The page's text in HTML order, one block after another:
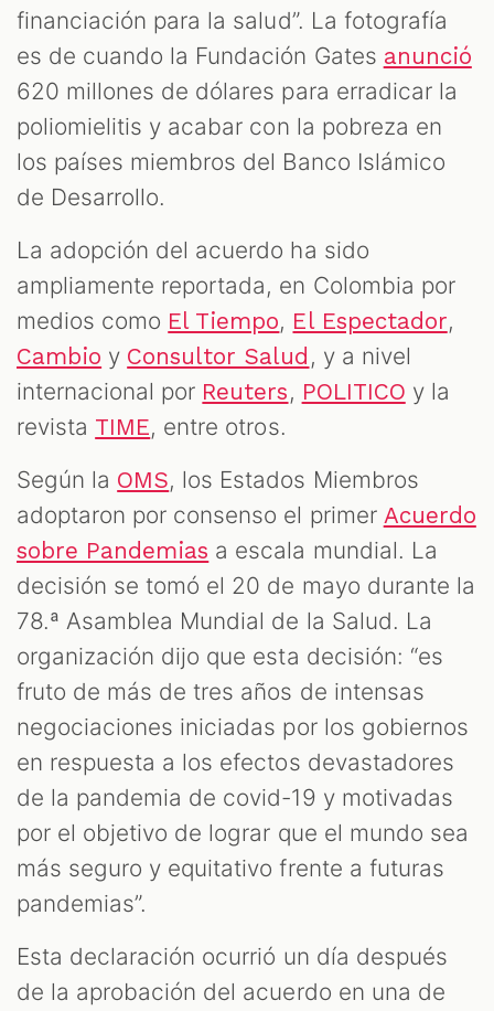
financiación para la salud”. La fotografía
es de cuando la Fundación Gates anunció
620 millones de dólares para erradicar la
poliomielitis y acabar con la pobreza en
los países miembros del Banco Islámico
de Desarrollo.
La adopción del acuerdo ha sido
ampliamente reportada, en Colombia por
medios como El Tiempo, El Espectador,
Cambio y Consultor Salud , y a nivel
internacional por Reuters, POLITICO y la
revista TIME, entre otros.
Según la OMS, los Estados Miembros
adoptaron por consenso el primer Acuerdo
sobre Pandemias a escala mundial. La
decisión se tomó el 20 de mayo durante la
78.ª Asamblea Mundial de la Salud. La
organización dijo que esta decisión: “es
fruto de más de tres años de intensas
negociaciones iniciadas por los gobiernos
en respuesta a los efectos devastadores
de la pandemia de covid-19 y motivadas
por el objetivo de lograr que el mundo sea
más seguro y equitativo frente a futuras
pandemias”.
Esta declaración ocurrió un día después
de la aprobación del acuerdo en una de